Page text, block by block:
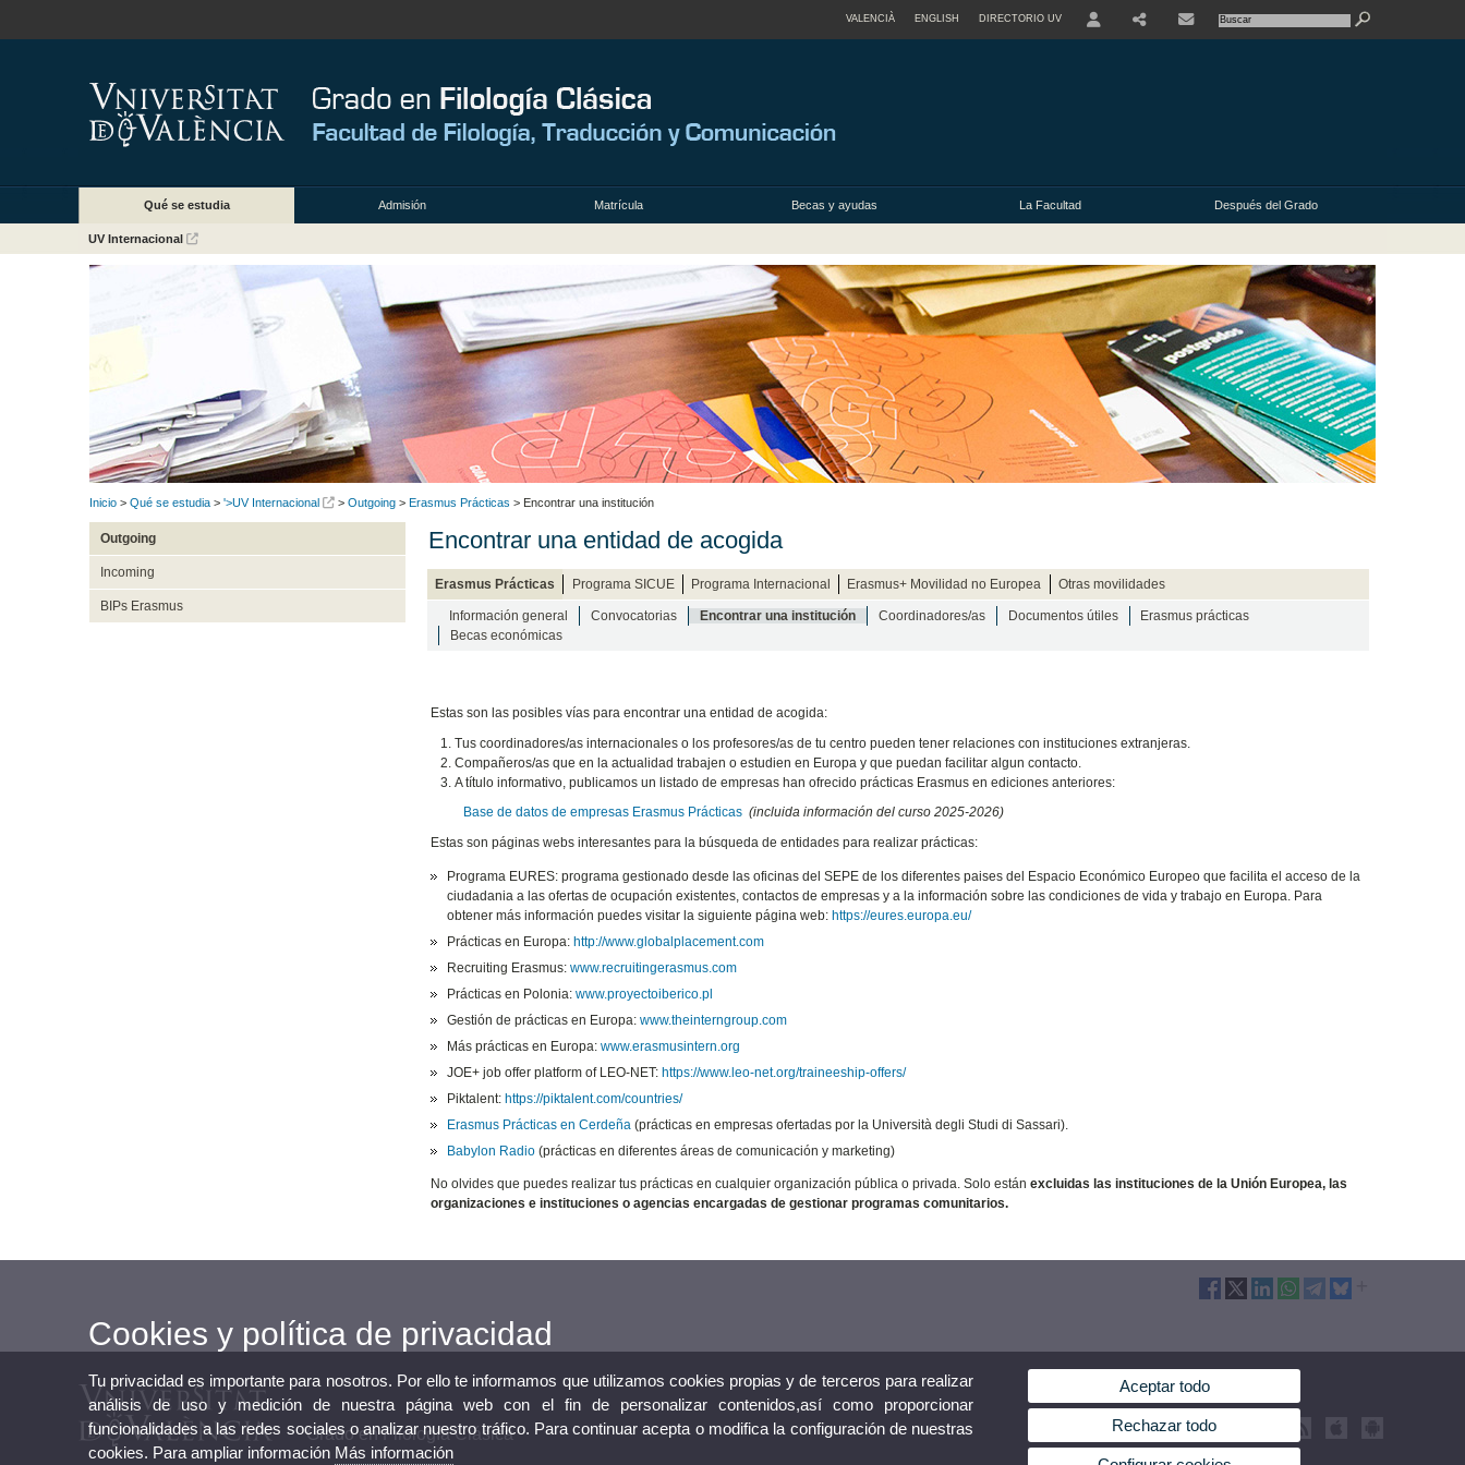
VALENCIÀ ENGLISH DIRECTORIO UV
Qué se estudia Admisión Matrícula Becas y ayudas La Facultad Después del Grado
UV Internacional
Inicio > Qué se estudia > '>UV Internacional > Outgoing > Erasmus Prácticas > Encontrar una institución
Outgoing
Incoming
BIPs Erasmus
Encontrar una entidad de acogida
Erasmus Prácticas Programa SICUE Programa Internacional Erasmus+ Movilidad no Europea Otras movilidades
Información general Convocatorias Encontrar una institución Coordinadores/as Documentos útiles
Erasmus prácticas
Becas económicas
Estas son las posibles vías para encontrar una entidad de acogida:
Tus coordinadores/as internacionales o los profesores/as de tu centro pueden tener relaciones con instituciones extranjeras.
Compañeros/as que en la actualidad trabajen o estudien en Europa y que puedan facilitar algun contacto.
A título informativo, publicamos un listado de empresas han ofrecido prácticas Erasmus en ediciones anteriores:
Base de datos de empresas Erasmus Prácticas (incluida información del curso 2025-2026)
Estas son páginas webs interesantes para la búsqueda de entidades para realizar prácticas:
Programa EURES: programa gestionado desde las oficinas del SEPE de los diferentes paises del Espacio Económico Europeo que facilita el acceso de la
ciudadania a las ofertas de ocupación existentes, contactos de empresas y a la información sobre las condiciones de vida y trabajo en Europa. Para
obtener más información puedes visitar la siguiente página web: https://eures.europa.eu/
Prácticas en Europa: http://www.globalplacement.com
Recruiting Erasmus: www.recruitingerasmus.com
Prácticas en Polonia: www.proyectoiberico.pl
Gestión de prácticas en Europa: www.theinterngroup.com
Más prácticas en Europa: www.erasmusintern.org
JOE+ job offer platform of LEO-NET: https://www.leo-net.org/traineeship-offers/
Piktalent: https://piktalent.com/countries/
Erasmus Prácticas en Cerdeña (prácticas en empresas ofertadas por la Università degli Studi di Sassari).
Babylon Radio(prácticas en diferentes áreas de comunicación y marketing)
No olvides que puedes realizar tus prácticas en cualquier organización pública o privada. Solo están excluidas las instituciones de la Unión Europea, las
organizaciones e instituciones o agencias encargadas de gestionar programas comunitarios.
Grado en Filología Clásica
Cookies y política de privacidad
Tu privacidad es importante para nosotros. Por ello te informamos que utilizamos cookies propias y de terceros para realizar
análisis de uso y medición de nuestra página web con el fin de personalizar contenidos,así como proporcionar
funcionalidades a las redes sociales o analizar nuestro tráfico. Para continuar acepta o modifica la configuración de nuestras
cookies. Para ampliar información Más información
Aceptar todo
Rechazar todo